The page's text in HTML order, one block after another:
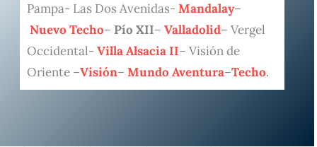
Pampa- Las Dos Avenidas- Mandalay–
Nuevo Techo– Pío XII– Valladolid– Vergel
Occidental- Villa Alsacia II– Visión de
Oriente –Visión– Mundo Aventura–Techo.